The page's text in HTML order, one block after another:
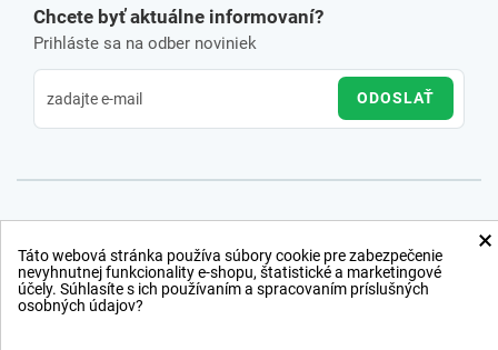
Chcete byť aktuálne informovaní?
Prihláste sa na odber noviniek
ODOSLAŤ
×
Táto webová stránka používa súbory cookie pre zabezpečenie
nevyhnutnej funkcionality e-shopu, štatistické a marketingové
účely. Súhlasíte s ich používaním a spracovaním príslušných
osobných údajov?